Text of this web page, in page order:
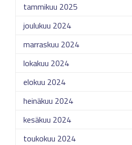
tammikuu 2025
joulukuu 2024
marraskuu 2024
lokakuu 2024
elokuu 2024
heinäkuu 2024
kesäkuu 2024
toukokuu 2024